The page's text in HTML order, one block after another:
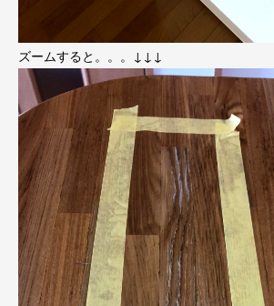
ズームすると。。。↓↓↓